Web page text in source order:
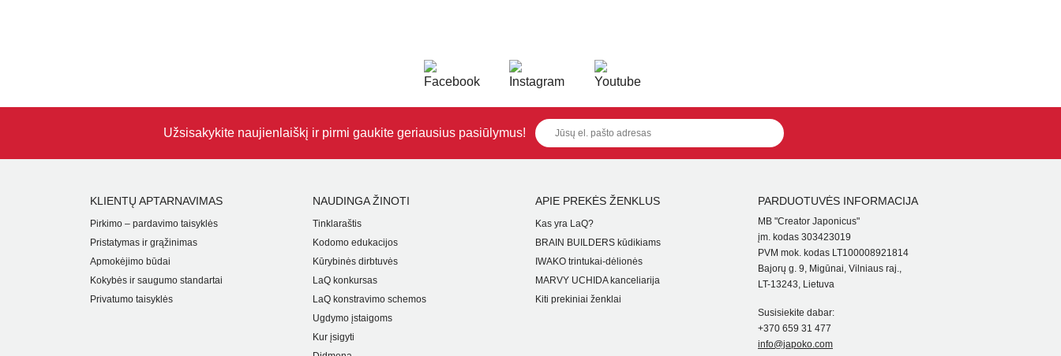
Užsisakykite naujienlaiškį ir pirmi gaukite geriausius pasiūlymus!
KLIENTŲ APTARNAVIMAS
Pirkimo – pardavimo taisyklės
Pristatymas ir grąžinimas
Apmokėjimo būdai
Kokybės ir saugumo standartai
Privatumo taisyklės
NAUDINGA ŽINOTI
Tinklaraštis
Kodomo edukacijos
Kūrybinės dirbtuvės
LaQ konkursas
LaQ konstravimo schemos
Ugdymo įstaigoms
Kur įsigyti
APIE PREKĖS ŽENKLUS
Kas yra LaQ?
BRAIN BUILDERS kūdikiams
IWAKO trintukai-dėlionės
MARVY UCHIDA kanceliarija
Kiti prekiniai ženklai
PARDUOTUVĖS INFORMACIJA
MB "Creator Japonicus"
įm. kodas 303423019
PVM mok. kodas LT100008921814
Bajorų g. 9, Migūnai, Vilniaus raj.,
LT-13243, Lietuva
Susisiekite dabar:
+370 659 31 477
info@japoko.com